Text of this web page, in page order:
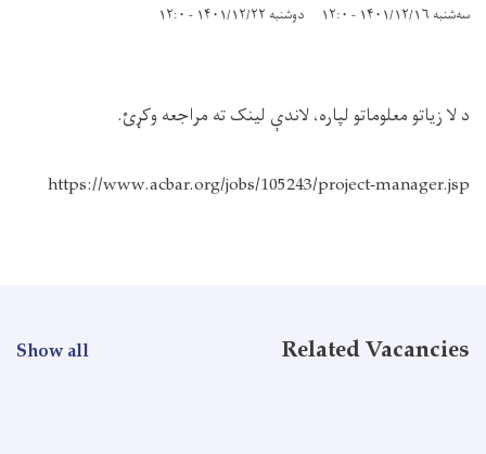
سه‌شنبه ۱۴۰۱/۱۲/۱۶ - ۱۲:۰ دوشنبه ۱۴۰۱/۱۲/۲۲ - ۱۲:۰
د لا زیاتو معلوماتو لپاره، لاندې لینک ته مراجعه وکړئ.
https://www.acbar.org/jobs/105243/project-manager.jsp
Related Vacancies
Show all